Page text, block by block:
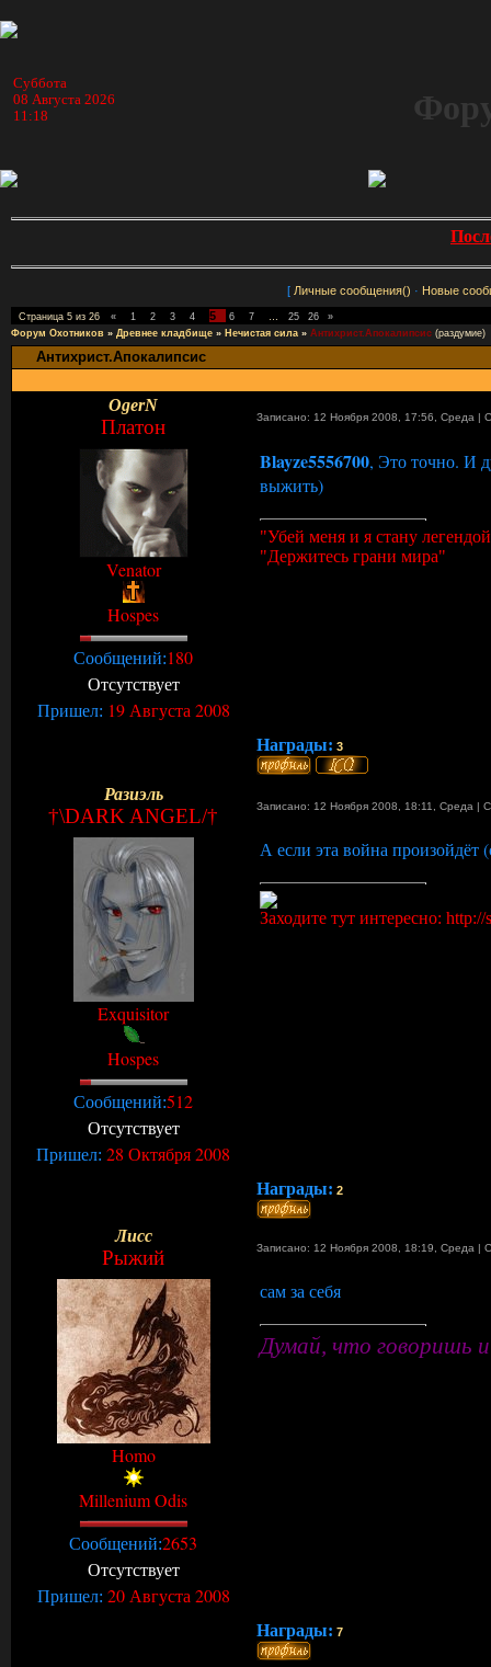
Суббота
08 Августа 2026
11:18
[ Личные сообщения() · Новые
Страница 5 из 26 « 1 2 3 4 5 6 7 … 25 26
»
Форум Охотников » Древнее кладбище » Нечистая сила » Антихрист.Апокалипсис (раздумие)
Антихрист.Апокалипсис
OgerN
Платон Записано: 12 Ноября 2008, 17:56, Среда |
Venator
Hospes
Сообщений:180
Отсутствует
Пришел: 19 Августа 2008
Blayze5556700, Это точно. И
выжить)
"Убей меня и я стану
"Держитесь грани мира"
Награды: 3
Разиэль
†\DARK ANGEL/† Записано: 12 Ноября 2008, 18:11, Среда |
Exquisitor
Hospes
Сообщений:512
Отсутствует
Пришел: 28 Октября 2008
А если эта война произойдёт
Заходите тут интересно:
Награды: 2
Лисс
Рыжий Записано: 12 Ноября 2008, 18:19, Среда |
Homo
Millenium Odis
Сообщений:2653
Отсутствует
Пришел: 20 Августа 2008
сам за себя
Думай, что говоришь
Награды: 7